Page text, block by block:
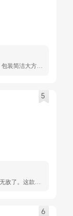
荣耀Magicflip2真的给了我超多惊喜，拿到手，包装简洁大方，打开后手机静静地躺在里面，温润的机身颜色，搭配精致的工艺，质感满满，拿在手上就是一整个爱不释手，颜值党真的无法抗拒！ 不得不说，4.0英寸的外屏真的超实用！展开折痕几乎看不见。 荣耀Magicflip2真的处处给我惊喜，无论是颜值、性能还是拍照，都完全符合我的期待。 如果你也在纠结选哪款折叠屏手机，相信我， 选它准没错！
5
6